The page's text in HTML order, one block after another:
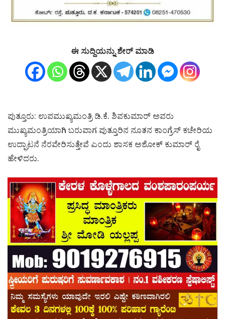
ಈ ಸುದ್ದಿಯನ್ನು ಶೇರ್ ಮಾಡಿ
ಪುತ್ತೂರು: ಉಪಮುಖ್ಯಮಂತ್ರಿ ಡಿ.ಕೆ. ಶಿವಕುಮಾರ್ ಅವರು
ಮುಖ್ಯಮಂತ್ರಿಯಾಗಿ ಬರುವಾಗ ಪುತ್ತೂರಿನ ನೂತನ ಕಾಂಗ್ರೆಸ್ ಕಚೇರಿಯ
ಉದ್ಘಾಟನೆ ನೆರವೇರಿಸುತ್ತೇವೆ ಎಂದು ಶಾಸಕ ಅಶೋಕ್ ಕುಮಾರ್ ರೈ
ಹೇಳಿದರು.